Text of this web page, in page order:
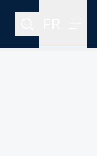
Rechercher